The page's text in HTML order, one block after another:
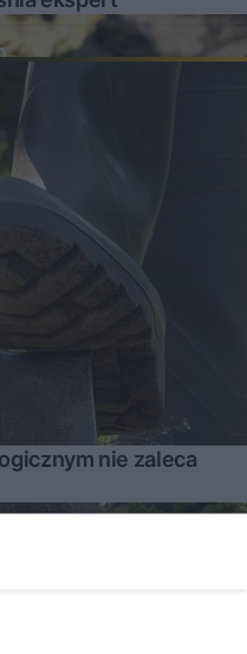
nie zaleca